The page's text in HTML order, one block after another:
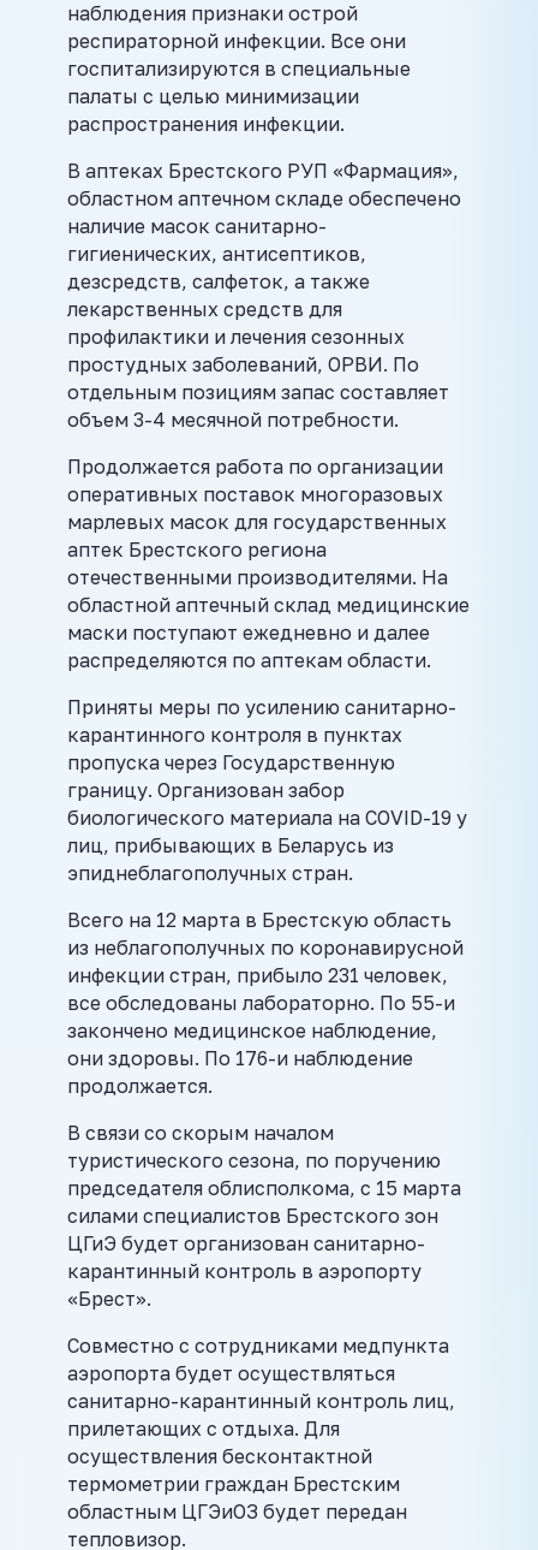
наблюдения признаки острой
респираторной инфекции. Все они
госпитализируются в специальные
палаты с целью минимизации
распространения инфекции.
В аптеках Брестского РУП «Фармация»,
областном аптечном складе обеспечено
наличие масок санитарно-
гигиенических, антисептиков,
дезсредств, салфеток, а также
лекарственных средств для
профилактики и лечения сезонных
простудных заболеваний, ОРВИ. По
отдельным позициям запас составляет
объем 3-4 месячной потребности.
Продолжается работа по организации
оперативных поставок многоразовых
марлевых масок для государственных
аптек Брестского региона
отечественными производителями. На
областной аптечный склад медицинские
маски поступают ежедневно и далее
распределяются по аптекам области.
Приняты меры по усилению санитарно-
карантинного контроля в пунктах
пропуска через Государственную
границу. Организован забор
биологического материала на COVID-19 у
лиц, прибывающих в Беларусь из
эпиднеблагополучных стран.
Всего на 12 марта в Брестскую область
из неблагополучных по коронавирусной
инфекции стран, прибыло 231 человек,
все обследованы лабораторно. По 55-и
закончено медицинское наблюдение,
они здоровы. По 176-и наблюдение
продолжается.
В связи со скорым началом
туристического сезона, по поручению
председателя облисполкома, с 15 марта
силами специалистов Брестского зон
ЦГиЭ будет организован санитарно-
карантинный контроль в аэропорту
«Брест».
Совместно с сотрудниками медпункта
аэропорта будет осуществляться
санитарно-карантинный контроль лиц,
прилетающих с отдыха. Для
осуществления бесконтактной
термометрии граждан Брестским
областным ЦГЭиОЗ будет передан
тепловизор.